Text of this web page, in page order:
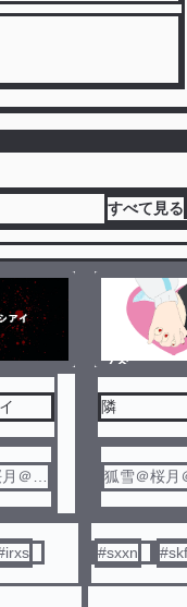
すべて見る
＠無
irxs
ノベ
隣
狐雪＠桜月
#sxxn #